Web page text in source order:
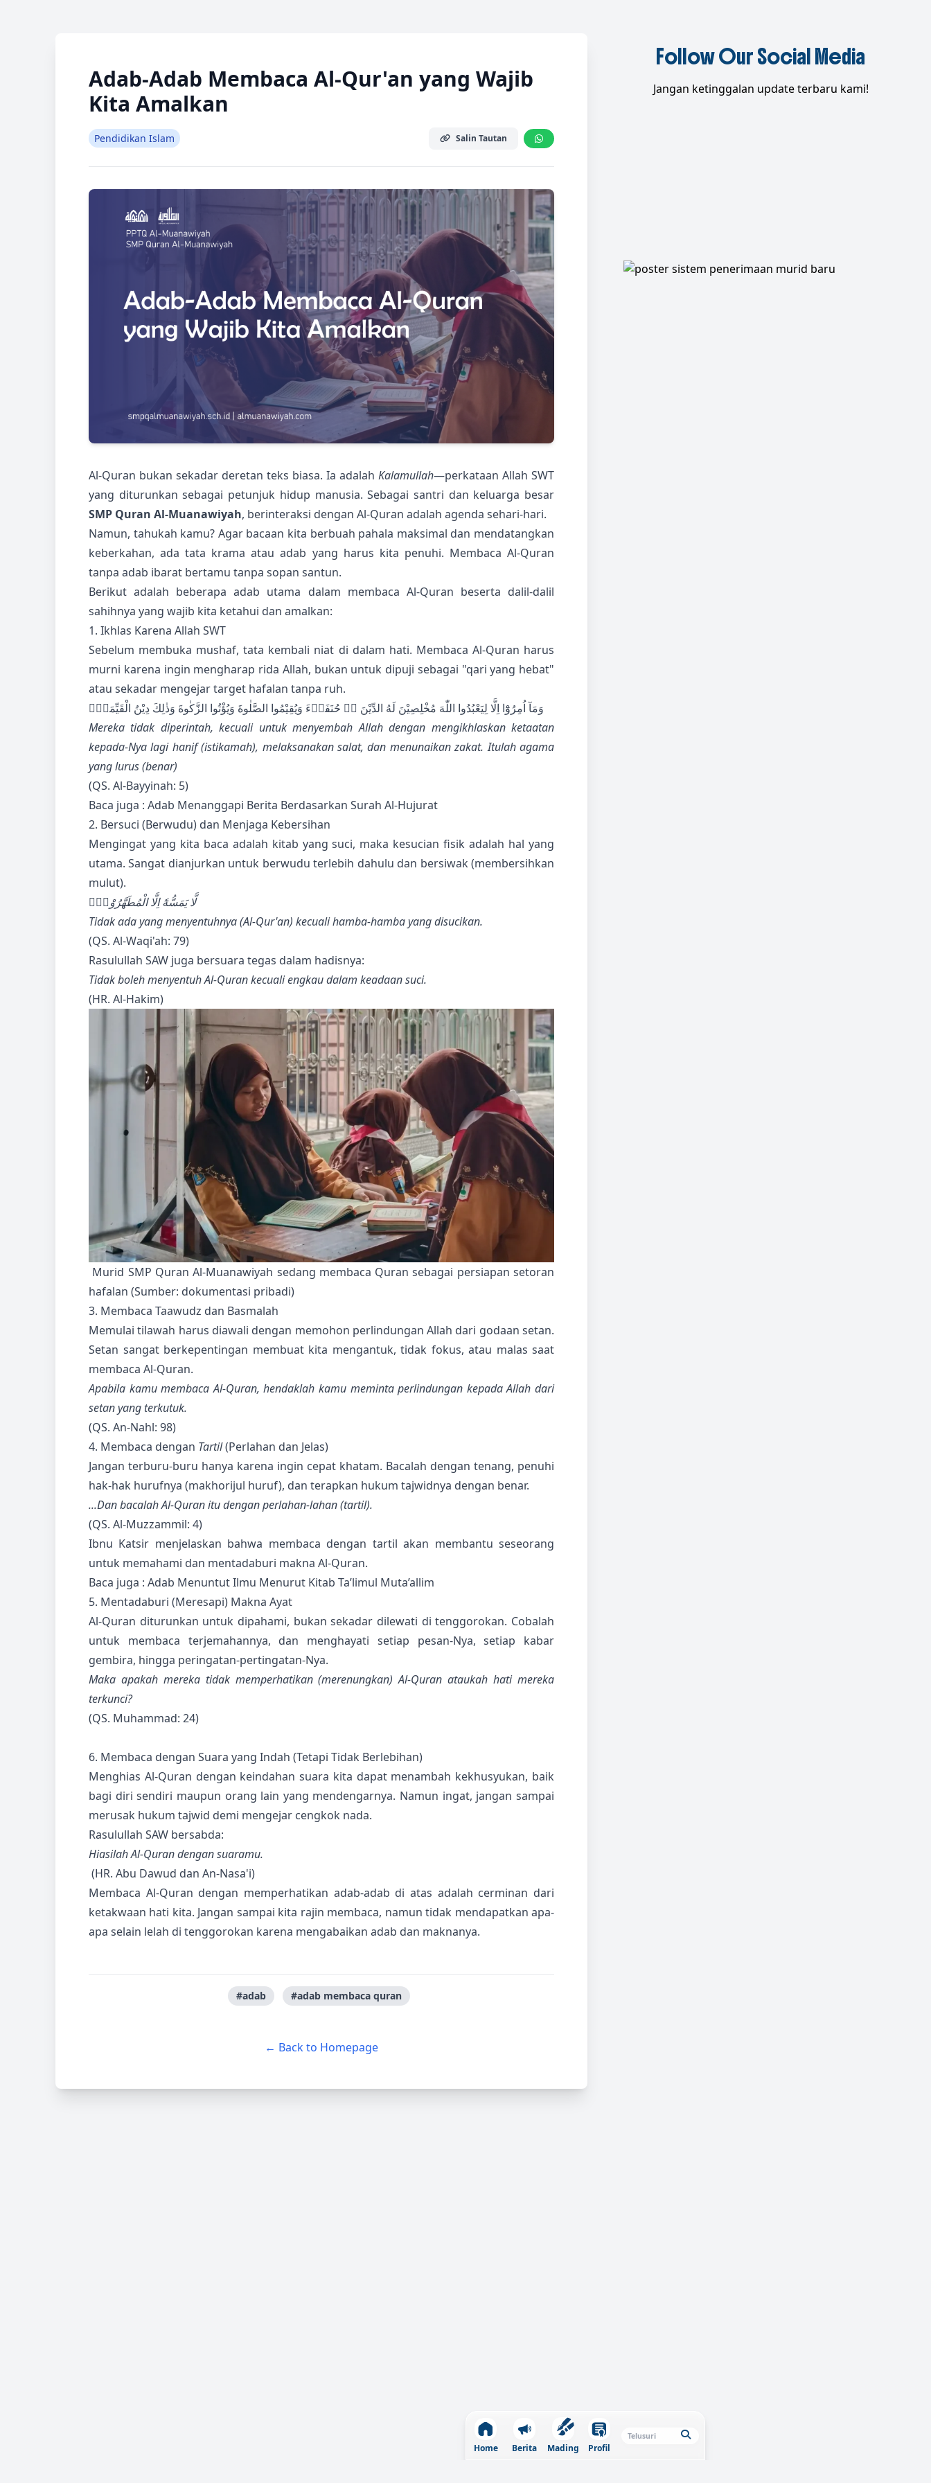
Home Berita Mading Profil
Adab-Adab Membaca Al-Qur'an yang Wajib
Kita Amalkan
Pendidikan Islam Salin Tautan
Al-Quran bukan sekadar deretan teks biasa. Ia adalah Kalamullah—perkataan Allah SWT
yang diturunkan sebagai petunjuk hidup manusia. Sebagai santri dan keluarga besar
SMP Quran Al-Muanawiyah, berinteraksi dengan Al-Quran adalah agenda sehari-hari.
Namun, tahukah kamu? Agar bacaan kita berbuah pahala maksimal dan mendatangkan
keberkahan, ada tata krama atau adab yang harus kita penuhi. Membaca Al-Quran
tanpa adab ibarat bertamu tanpa sopan santun.
Berikut adalah beberapa adab utama dalam membaca Al-Quran beserta dalil-dalil
sahihnya yang wajib kita ketahui dan amalkan:
1. Ikhlas Karena Allah SWT
Sebelum membuka mushaf, tata kembali niat di dalam hati. Membaca Al-Quran harus
murni karena ingin mengharap rida Allah, bukan untuk dipuji sebagai "qari yang hebat"
atau sekadar mengejar target hafalan tanpa ruh.
وَمَآ اُمِرُوْٓا اِلَّا لِيَعْبُدُوا اللّٰهَ مُخْلِصِيْنَ لَهُ الدِّيْنَ ەۙ حُنَفَاۤءَ وَيُقِيْمُوا الصَّلٰوةَ وَيُؤْتُوا الزَّكٰوةَ وَذٰلِكَ دِيْنُ الْقَيِّمَةِۗ
Mereka tidak diperintah, kecuali untuk menyembah Allah dengan mengikhlaskan ketaatan
kepada-Nya lagi hanif (istikamah), melaksanakan salat, dan menunaikan zakat. Itulah agama
yang lurus (benar)
(QS. Al-Bayyinah: 5)
Baca juga : Adab Menanggapi Berita Berdasarkan Surah Al-Hujurat
2. Bersuci (Berwudu) dan Menjaga Kebersihan
Mengingat yang kita baca adalah kitab yang suci, maka kesucian fisik adalah hal yang
utama. Sangat dianjurkan untuk berwudu terlebih dahulu dan bersiwak (membersihkan
mulut).
لَّا يَمَسُّهٗٓ اِلَّا الْمُطَهَّرُوْنَۙ
Tidak ada yang menyentuhnya (Al-Qur'an) kecuali hamba-hamba yang disucikan.
(QS. Al-Waqi'ah: 79)
Rasulullah SAW juga bersuara tegas dalam hadisnya:
Tidak boleh menyentuh Al-Quran kecuali engkau dalam keadaan suci.
(HR. Al-Hakim)
Murid SMP Quran Al-Muanawiyah sedang membaca Quran sebagai persiapan setoran
hafalan (Sumber: dokumentasi pribadi)
3. Membaca Taawudz dan Basmalah
Memulai tilawah harus diawali dengan memohon perlindungan Allah dari godaan setan.
Setan sangat berkepentingan membuat kita mengantuk, tidak fokus, atau malas saat
membaca Al-Quran.
Apabila kamu membaca Al-Quran, hendaklah kamu meminta perlindungan kepada Allah dari
setan yang terkutuk.
(QS. An-Nahl: 98)
4. Membaca dengan Tartil(Perlahan dan Jelas)
Jangan terburu-buru hanya karena ingin cepat khatam. Bacalah dengan tenang, penuhi
hak-hak hurufnya (makhorijul huruf), dan terapkan hukum tajwidnya dengan benar.
...Dan bacalah Al-Quran itu dengan perlahan-lahan (tartil).
(QS. Al-Muzzammil: 4)
Ibnu Katsir menjelaskan bahwa membaca dengan tartil akan membantu seseorang
untuk memahami dan mentadaburi makna Al-Quran.
Baca juga : Adab Menuntut Ilmu Menurut Kitab Ta’limul Muta’allim
5. Mentadaburi (Meresapi) Makna Ayat
Al-Quran diturunkan untuk dipahami, bukan sekadar dilewati di tenggorokan. Cobalah
untuk membaca terjemahannya, dan menghayati setiap pesan-Nya, setiap kabar
gembira, hingga peringatan-pertingatan-Nya.
Maka apakah mereka tidak memperhatikan (merenungkan) Al-Quran ataukah hati mereka
terkunci?
(QS. Muhammad: 24)
6. Membaca dengan Suara yang Indah (Tetapi Tidak Berlebihan)
Menghias Al-Quran dengan keindahan suara kita dapat menambah kekhusyukan, baik
bagi diri sendiri maupun orang lain yang mendengarnya. Namun ingat, jangan sampai
merusak hukum tajwid demi mengejar cengkok nada.
Rasulullah SAW bersabda:
Hiasilah Al-Quran dengan suaramu.
(HR. Abu Dawud dan An-Nasa'i)
Membaca Al-Quran dengan memperhatikan adab-adab di atas adalah cerminan dari
ketakwaan hati kita. Jangan sampai kita rajin membaca, namun tidak mendapatkan apa-
apa selain lelah di tenggorokan karena mengabaikan adab dan maknanya.
#adab #adab membaca quran
← Back to Homepage
Follow Our Social Media
Jangan ketinggalan update terbaru kami!